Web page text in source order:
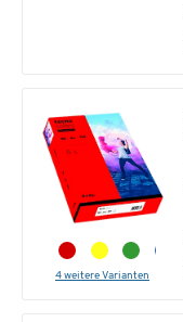
4 weitere Varianten